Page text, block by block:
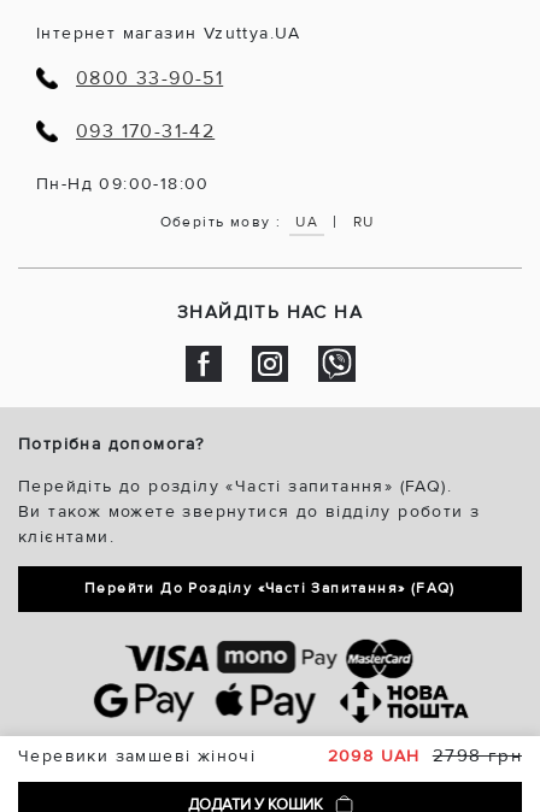
Черевики замшеві жіночі 2098 UAH 2798 грн
ДОДАТИ У КОШИК
Інтернет магазин Vzuttya.UA
0800 33-90-51
093 170-31-42
Пн-Нд 09:00-18:00
Оберіть мову : UA | RU
ЗНАЙДІТЬ НАС НА
Потрібна допомога?
Перейдіть до розділу «Часті запитання» (FAQ).
Ви також можете звернутися до відділу роботи з
клієнтами.
Перейти До Розділу «Часті Запитання» (FAQ)